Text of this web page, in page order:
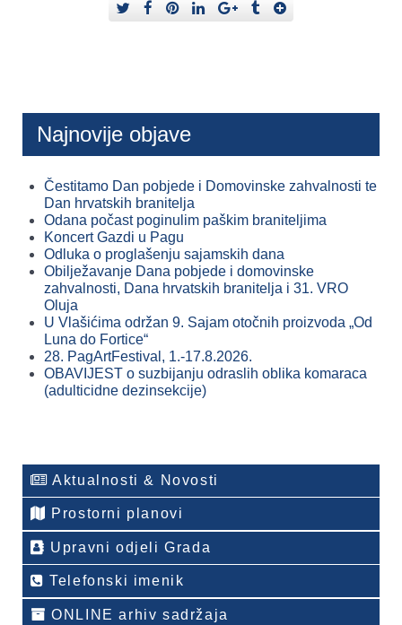
Najnovije objave
Čestitamo Dan pobjede i Domovinske zahvalnosti te
Dan hrvatskih branitelja
Odana počast poginulim paškim braniteljima
Koncert Gazdi u Pagu
Odluka o proglašenju sajamskih dana
Obilježavanje Dana pobjede i domovinske
zahvalnosti, Dana hrvatskih branitelja i 31. VRO
Oluja
U Vlašićima održan 9. Sajam otočnih proizvoda „Od
Luna do Fortice“
28. PagArtFestival, 1.-17.8.2026.
OBAVIJEST o suzbijanju odraslih oblika komaraca
(adulticidne dezinsekcije)
Aktualnosti & Novosti
Prostorni planovi
Upravni odjeli Grada
Telefonski imenik
ONLINE arhiv sadržaja